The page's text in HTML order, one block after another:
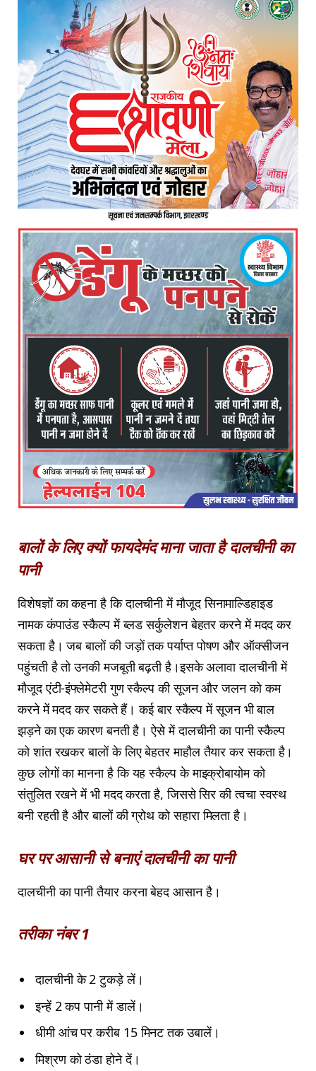
बालों के लिए क्यों फायदेमंद माना जाता है दालचीनी का
पानी
विशेषज्ञों का कहना है कि दालचीनी में मौजूद सिनामाल्डिहाइड
नामक कंपाउंड स्कैल्प में ब्लड सर्कुलेशन बेहतर करने में मदद कर
सकता है। जब बालों की जड़ों तक पर्याप्त पोषण और ऑक्सीजन
पहुंचती है तो उनकी मजबूती बढ़ती है।इसके अलावा दालचीनी में
मौजूद एंटी-इंफ्लेमेटरी गुण स्कैल्प की सूजन और जलन को कम
करने में मदद कर सकते हैं। कई बार स्कैल्प में सूजन भी बाल
झड़ने का एक कारण बनती है। ऐसे में दालचीनी का पानी स्कैल्प
को शांत रखकर बालों के लिए बेहतर माहौल तैयार कर सकता है।
कुछ लोगों का मानना है कि यह स्कैल्प के माइक्रोबायोम को
संतुलित रखने में भी मदद करता है, जिससे सिर की त्वचा स्वस्थ
बनी रहती है और बालों की ग्रोथ को सहारा मिलता है।
घर पर आसानी से बनाएं दालचीनी का पानी
दालचीनी का पानी तैयार करना बेहद आसान है।
तरीका नंबर 1
दालचीनी के 2 टुकड़े लें।
इन्हें 2 कप पानी में डालें।
धीमी आंच पर करीब 15 मिनट तक उबालें।
मिश्रण को ठंडा होने दें।